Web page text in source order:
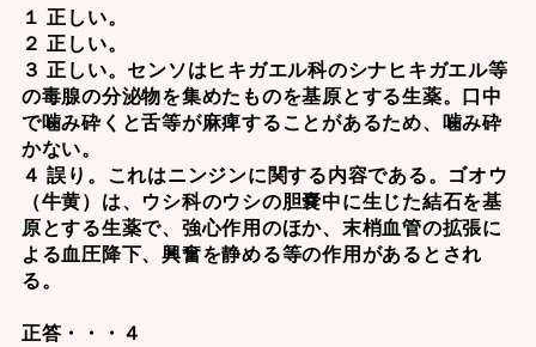
１ 正しい。
２ 正しい。
３ 正しい。 センソはヒキガエル科のシナヒキガエル等
の毒腺の分泌物を集めたものを基原とする生薬。口中
で噛み砕くと舌等が麻痺することがあるため、噛み砕
かない。
４ 誤り。これはニンジンに関する内容である。 ゴオウ
（牛黄） は、ウシ科のウシの胆嚢中に生じた結石を基
原とする生薬で、強心作用のほか、末梢血管の拡張に
よる血圧降下、興奮を静める等の作用があるとされ
る。
正答・・・４